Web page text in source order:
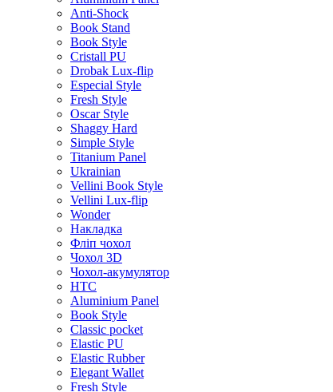
Anti-Shock
Book Stand
Book Style
Cristall PU
Drobak Lux-flip
Especial Style
Fresh Style
Oscar Style
Shaggy Hard
Simple Style
Titanium Panel
Ukrainian
Vellini Book Style
Vellini Lux-flip
Wonder
Накладка
Фліп чохол
Чохол 3D
Чохол-акумулятор
HTC
Aluminium Panel
Book Style
Classic pocket
Elastic PU
Elastic Rubber
Elegant Wallet
Fresh Style